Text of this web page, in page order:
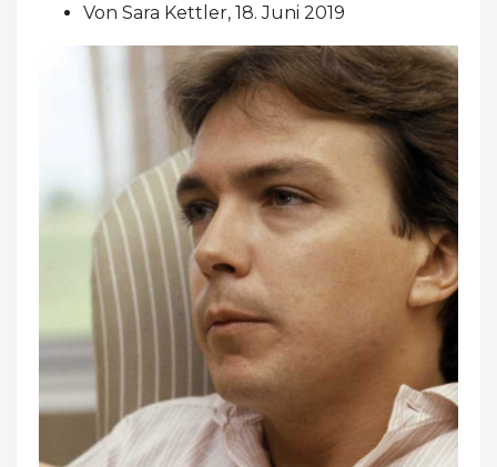
Von Sara Kettler, 18. Juni 2019